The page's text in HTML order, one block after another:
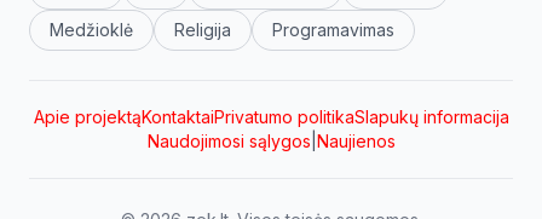
Medžioklė
Religija Programavimas
Apie projektąKontaktaiPrivatumo politikaSlapukų informacija
Naudojimosi sąlygos Naujienos